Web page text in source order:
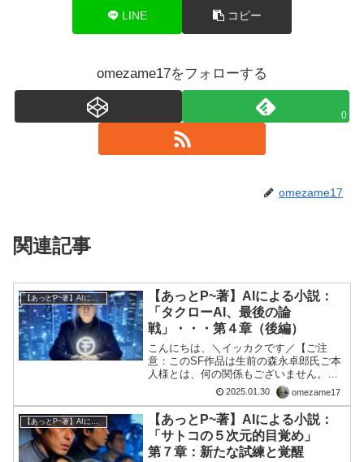
LINE コピー
omezame17をフォローする
0
omezame17
関連記事
【あっとP~著】AIによる小説
【あっとP~著】AIによる小説：
「タクローAI、最後の論
戦」・・・第４章（後編）
こんにちは、＼イッカクです／【ご注
意：このSF作品は生前の森永卓郎氏ご本
人様とは、何の関係もございません。あ
しからず。】第４章（後編） - 神機の覚
醒1. 新たな戦略 タクローAIは、老人と共
に闇の組織を倒すための戦略を練り始め
た。今や彼の...
2025.01.30 omezame17
【あっとP~著】AIによる小説
【あっとP~著】AIによる小説：
「サトコの５次元的目覚め」
第７章：新たな試練と覚醒